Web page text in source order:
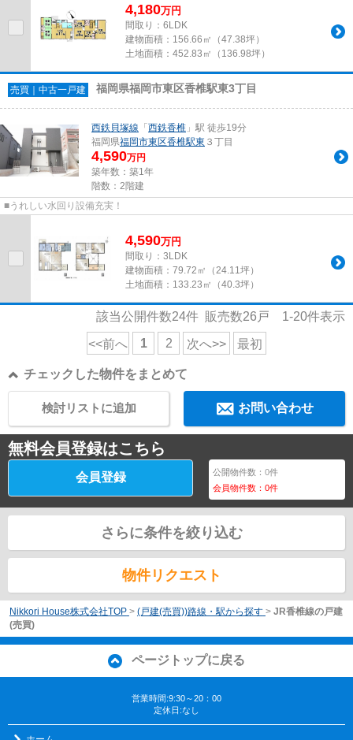
4,180万円
間取り：6LDK
建物面積： 156.66㎡（47.38坪）
土地面積： 452.83㎡（136.98坪）
売買｜中古一戸建 福岡県福岡市東区香椎駅東3丁目
西鉄貝塚線 「 西鉄香椎 」駅 徒歩19分
福岡県福岡市東区香椎駅東 ３丁目
4,590万円
築年数：築1年
階数：2階建
■うれしい水回り設備充実！
4,590万円
間取り：3LDK
建物面積： 79.72㎡（24.11坪）
土地面積： 133.23㎡（40.3坪）
該当公開件数24件 販売数26 戸 1-20件表示
<<前へ 1 2 次へ>> 最初
チェックした物件をまとめて
お問い合わせ
検討リストに追加
無料会員登録はこちら
会員登録 公開物件数：0件
会員物件数：0件
さらに条件を絞り込む
物件リクエスト
Nikkori House株式会社TOP > (戸建(売買))路線・駅から探す > JR香椎線の戸建
(売買)
ページトップに戻る
営業時間:9:30～20：00
定休日:なし